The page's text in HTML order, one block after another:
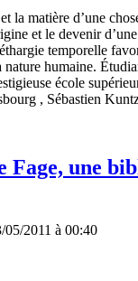
la matière d’une
et le devenir
temporelle
nature humaine.
école
, Sébastien
Fage, une
05/2011 à 00:40